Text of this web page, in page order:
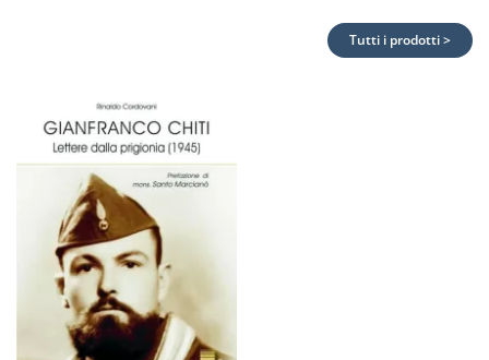
Tutti i prodotti >